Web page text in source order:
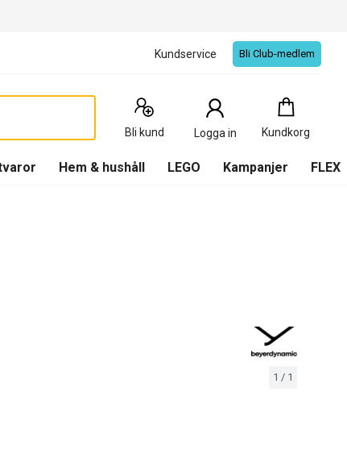
Kundservice Bli Club-medlem
Bli kund Logga in Kundkorg
Kundkorg
0
Produkter
Hem & hushåll LEGO Kampanjer FLEX
1 / 1